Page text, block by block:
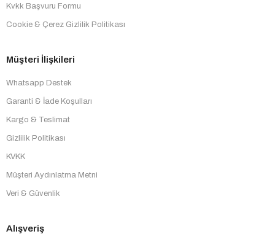
Kvkk Başvuru Formu
Cookie & Çerez Gizlilik Politikası
Müşteri İlişkileri
Whatsapp Destek
Garanti & İade Koşulları
Kargo & Teslimat
Gizlilik Politikası
KVKK
Müşteri Aydınlatma Metni
Veri & Güvenlik
Alışveriş